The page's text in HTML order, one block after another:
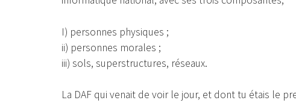
I) personnes physiques ;
ii) personnes morales ;
iii) sols, superstructures, réseaux.
La DAF qui venait de voir le jour, et dont tu étais le